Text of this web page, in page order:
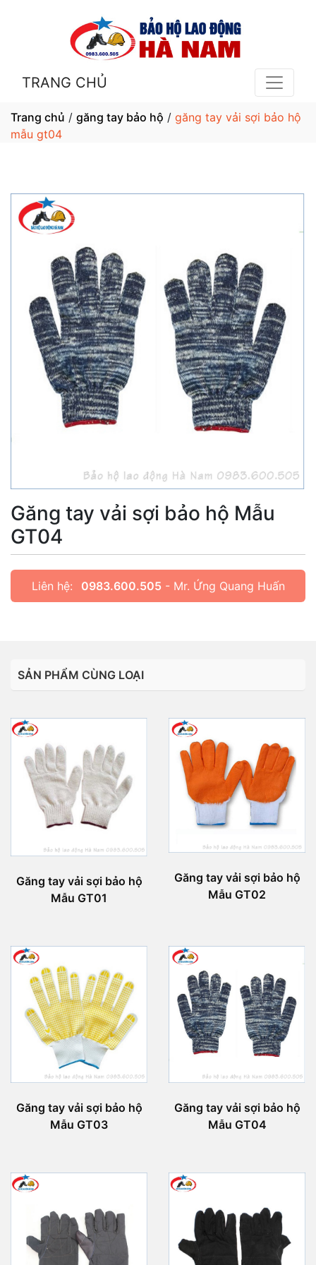
TRANG CHỦ
Trang chủ / găng tay bảo hộ / găng tay vải sợi bảo hộ
mẫu gt04
Găng tay vải sợi bảo hộ Mẫu
GT04
Liên hệ: 0983.600.505- Mr. Ứng Quang Huấn
SẢN PHẨM CÙNG LOẠI
Găng tay vải sợi bảo hộ
Mẫu GT01
Găng tay vải sợi bảo hộ
Mẫu GT02
Găng tay vải sợi bảo hộ
Mẫu GT03
Găng tay vải sợi bảo hộ
Mẫu GT04